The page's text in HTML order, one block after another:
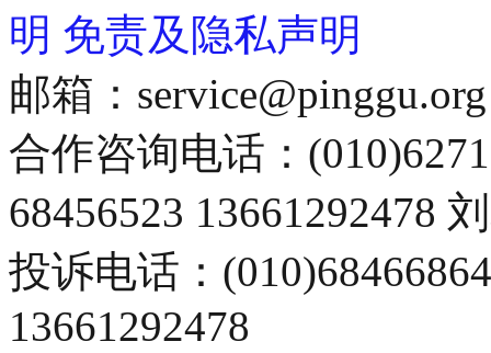
明 免责及隐私声明
邮箱：service@pinggu.org
合作咨询电话：
68456523 13661292478
投诉电话：
13661292478